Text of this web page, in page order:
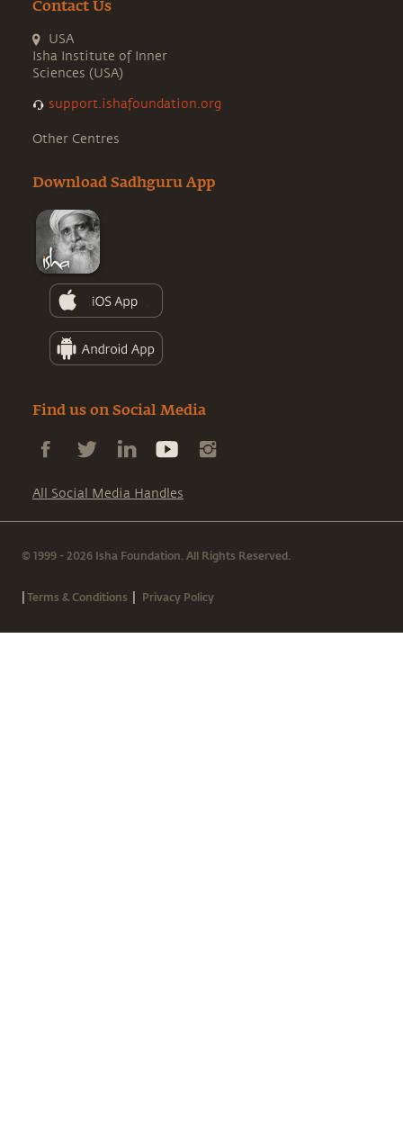
Contact Us
USA
Isha Institute of Inner
Sciences (USA)
support.ishafoundation.org
Other Centres
Download Sadhguru App
Find us on Social Media
All Social Media Handles
© 1999 - 2026 Isha Foundation. All Rights Reserved.
|Terms & Conditions | Privacy Policy